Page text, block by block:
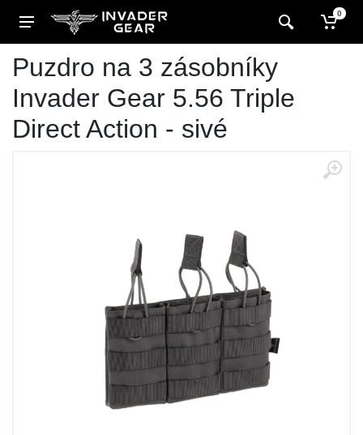
0
Puzdro na 3 zásobníky
Invader Gear 5.56 Triple
Direct Action - sivé